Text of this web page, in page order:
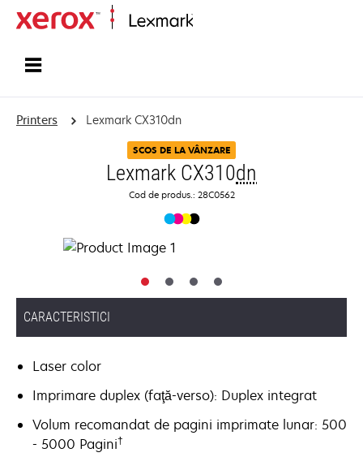
Printers Lexmark CX310dn
SCOS DE LA VÂNZARE
Lexmark CX310dn
Cod de produs.: 28C0562
CARACTERISTICI
Laser color
Imprimare duplex (faţă-verso): Duplex integrat
Volum recomandat de pagini imprimate lunar: 500
- 5000 Pagini†